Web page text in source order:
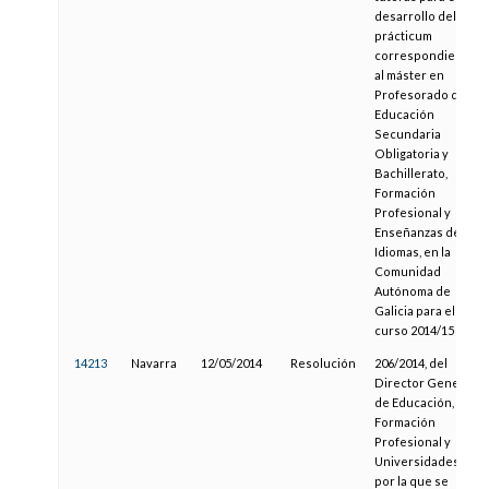
desarrollo del
prácticum
correspondiente
al máster en
Profesorado de
Educación
Secundaria
Obligatoria y
Bachillerato,
Formación
Profesional y
Enseñanzas de
Idiomas, en la
Comunidad
Autónoma de
Galicia para el
curso 2014/15
14213 Navarra 12/05/2014 Resolución
206/2014, del
Director General
de Educación,
Formación
Profesional y
Universidades,
por la que se